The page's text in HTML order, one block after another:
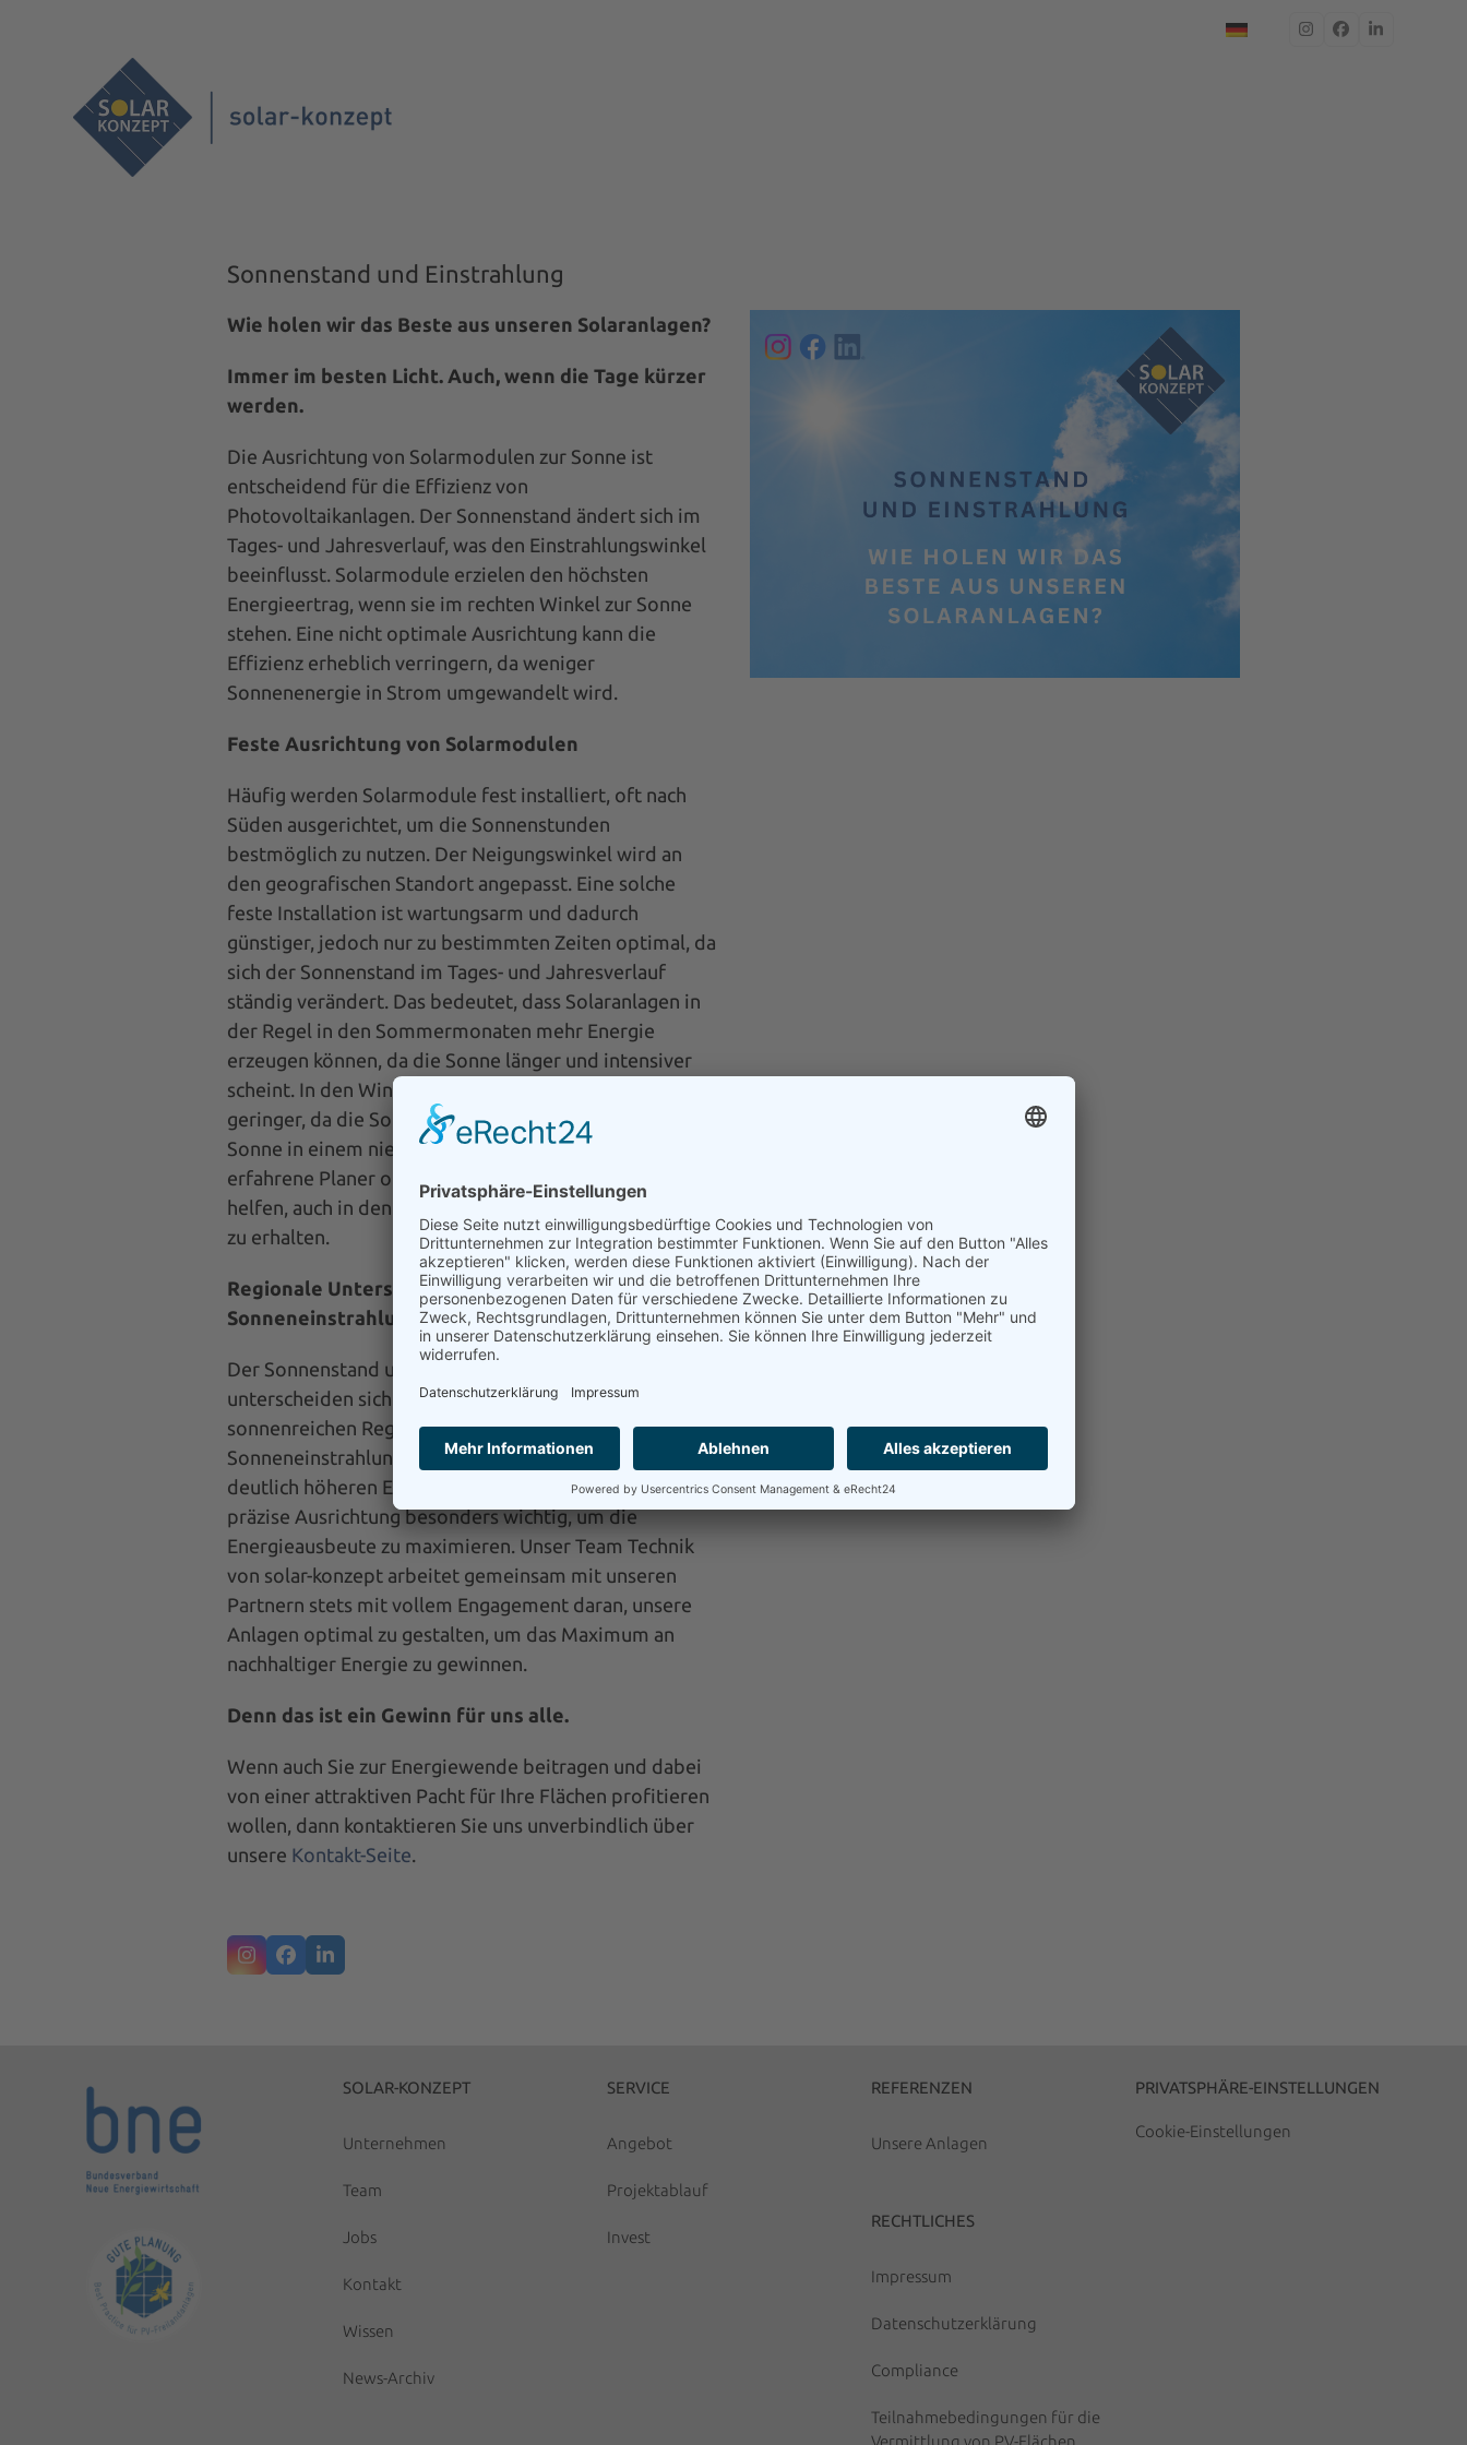
Instagram
FacebookLinkedIn
Sonnenstand und Einstrahlung
Wie holen wir das Beste aus unseren Solaranlagen?
Immer im besten Licht. Auch, wenn die Tage kürzer
werden.
Die Ausrichtung von Solarmodulen zur Sonne ist
entscheidend für die Effizienz von
Photovoltaikanlagen. Der Sonnenstand ändert sich im
Tages- und Jahresverlauf, was den Einstrahlungswinkel
beeinflusst. Solarmodule erzielen den höchsten
Energieertrag, wenn sie im rechten Winkel zur Sonne
stehen. Eine nicht optimale Ausrichtung kann die
Effizienz erheblich verringern, da weniger
Sonnenenergie in Strom umgewandelt wird.
Feste Ausrichtung von Solarmodulen
Häufig werden Solarmodule fest installiert, oft nach
Süden ausgerichtet, um die Sonnenstunden
bestmöglich zu nutzen. Der Neigungswinkel wird an
den geografischen Standort angepasst. Eine solche
feste Installation ist wartungsarm und dadurch
günstiger, jedoch nur zu bestimmten Zeiten optimal, da
sich der Sonnenstand im Tages- und Jahresverlauf
ständig verändert. Das bedeutet, dass Solaranlagen in
der Regel in den Sommermonaten mehr Energie
erzeugen können, da die Sonne länger und intensiver
scheint. In den Wintermonaten ist der Ertrag oft
geringer, da die Sonnenstunden kürzer sind und die
Sonne in einem niedrigeren Winkel steht. Eine durch
erfahrene Planer optimierte Ausrichtung kann jedoch
helfen, auch in den Wintermonaten einen guten Ertrag
zu erhalten.
Regionale Unterschiede bei der
Sonneneinstrahlung
Der Sonnenstand und damit die Einstrahlungsintensität
unterscheiden sich weltweit erheblich. In
sonnenreichen Regionen im Süden Deutschlands ist die
Sonneneinstrahlung höher als im Norden, was zu einem
deutlich höheren Energieertrag führt. Hier ist eine
präzise Ausrichtung besonders wichtig, um die
Energieausbeute zu maximieren. Unser Team Technik
von solar-konzept arbeitet gemeinsam mit unseren
Partnern stets mit vollem Engagement daran, unsere
Anlagen optimal zu gestalten, um das Maximum an
nachhaltiger Energie zu gewinnen.
Denn das ist ein Gewinn für uns alle.
Wenn auch Sie zur Energiewende beitragen und dabei
von einer attraktiven Pacht für Ihre Flächen profitieren
wollen, dann kontaktieren Sie uns unverbindlich über
unsere Kontakt-Seite.
Instagram
Facebook
LinkedIn
SOLAR-KONZEPT
Unternehmen
Team
Jobs
Kontakt
Wissen
News-Archiv
SERVICE
Angebot
Projektablauf
Invest
REFERENZEN
Unsere Anlagen
RECHTLICHES
Impressum
Datenschutzerklärung
Compliance
Teilnahmebedingungen für die
Vermittlung von PV-Flächen
PRIVATSPHÄRE-EINSTELLUNGEN
Cookie-Einstellungen